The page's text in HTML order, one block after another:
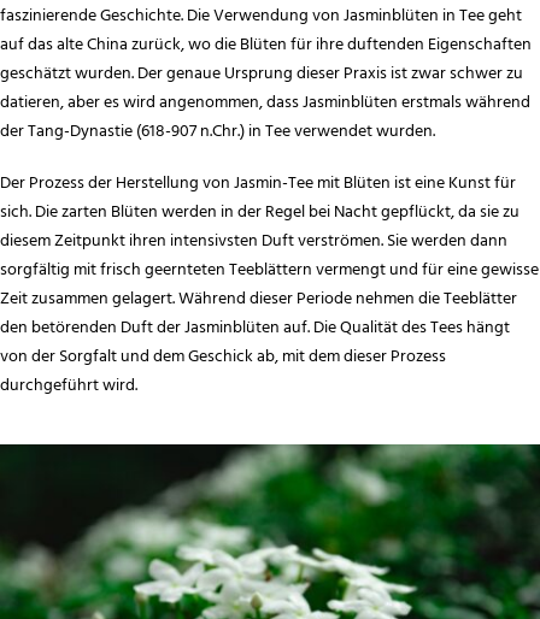
faszinierende Geschichte. Die Verwendung von Jasminblüten in Tee geht
auf das alte China zurück, wo die Blüten für ihre duftenden Eigenschaften
geschätzt wurden. Der genaue Ursprung dieser Praxis ist zwar schwer zu
datieren, aber es wird angenommen, dass Jasminblüten erstmals während
der Tang-Dynastie (618-907 n.Chr.) in Tee verwendet wurden.
Der Prozess der Herstellung von Jasmin-Tee mit Blüten ist eine Kunst für
sich. Die zarten Blüten werden in der Regel bei Nacht gepflückt, da sie zu
diesem Zeitpunkt ihren intensivsten Duft verströmen. Sie werden dann
sorgfältig mit frisch geernteten Teeblättern vermengt und für eine gewisse
Zeit zusammen gelagert. Während dieser Periode nehmen die Teeblätter
den betörenden Duft der Jasminblüten auf. Die Qualität des Tees hängt
von der Sorgfalt und dem Geschick ab, mit dem dieser Prozess
durchgeführt wird.